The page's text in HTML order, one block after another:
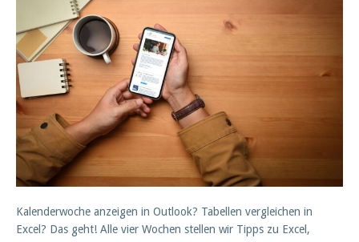
Kalenderwoche anzeigen in Outlook? Tabellen vergleichen in
Excel? Das geht! Alle vier Wochen stellen wir Tipps zu Excel,